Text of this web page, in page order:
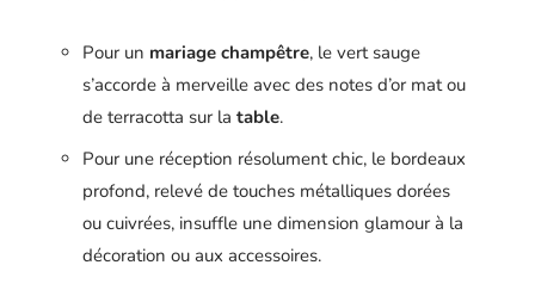
Pour un mariage champêtre, le vert sauge
s’accorde à merveille avec des notes d’or mat ou
de terracotta sur la table.
Pour une réception résolument chic, le bordeaux
profond, relevé de touches métalliques dorées
ou cuivrées, insuffle une dimension glamour à la
décoration ou aux accessoires.